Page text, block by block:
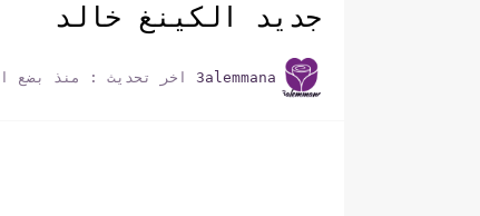
جديد الكينغ خالد
3alemmana اخر تحديث : منذ بضع